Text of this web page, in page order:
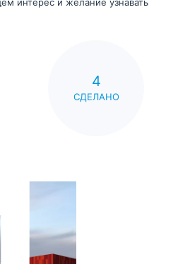
интерес и желание узнавать
4
СДЕЛАНО